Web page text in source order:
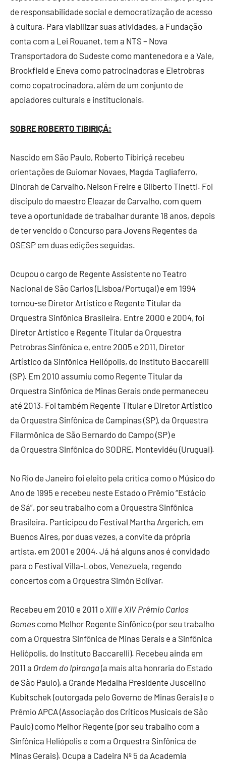
de responsabilidade social e democratização de acesso
à cultura. Para viabilizar suas atividades, a Fundação
conta com a Lei Rouanet, tem a NTS – Nova
Transportadora do Sudeste como mantenedora e a Vale,
Brookfield e Eneva como patrocinadoras e Eletrobras
como copatrocinadora, além de um conjunto de
apoiadores culturais e institucionais.
SOBRE ROBERTO TIBIRIÇÁ:
Nascido em São Paulo, Roberto Tibiriçá recebeu
orientações de Guiomar Novaes, Magda Tagliaferro,
Dinorah de Carvalho, Nelson Freire e Gilberto Tinetti. Foi
discípulo do maestro Eleazar de Carvalho, com quem
teve a oportunidade de trabalhar durante 18 anos, depois
de ter vencido o Concurso para Jovens Regentes da
OSESP em duas edições seguidas.
Ocupou o cargo de Regente Assistente no Teatro
Nacional de São Carlos (Lisboa/Portugal) e em 1994
tornou-se Diretor Artístico e Regente Titular da
Orquestra Sinfônica Brasileira. Entre 2000 e 2004, foi
Diretor Artístico e Regente Titular da Orquestra
Petrobras Sinfônica e, entre 2005 e 2011, Diretor
Artístico da Sinfônica Heliópolis, do Instituto Baccarelli
(SP). Em 2010 assumiu como Regente Titular da
Orquestra Sinfônica de Minas Gerais onde permaneceu
até 2013. Foi também Regente Titular e Diretor Artístico
da Orquestra Sinfônica de Campinas (SP), da Orquestra
Filarmônica de São Bernardo do Campo (SP) e
da Orquestra Sinfônica do SODRE, Montevidéu (Uruguai).
No Rio de Janeiro foi eleito pela crítica como o Músico do
Ano de 1995 e recebeu neste Estado o Prêmio “Estácio
de Sá”, por seu trabalho com a Orquestra Sinfônica
Brasileira. Participou do Festival Martha Argerich, em
Buenos Aires, por duas vezes, a convite da própria
artista, em 2001 e 2004. Já há alguns anos é convidado
para o Festival Villa-Lobos, Venezuela, regendo
concertos com a Orquestra Simón Bolívar.
Recebeu em 2010 e 2011 o XIII e XIV Prêmio Carlos
Gomes como Melhor Regente Sinfônico (por seu trabalho
com a Orquestra Sinfônica de Minas Gerais e a Sinfônica
Heliópolis, do Instituto Baccarelli). Recebeu ainda em
2011 a Ordem do Ipiranga(a mais alta honraria do Estado
de São Paulo), a Grande Medalha Presidente Juscelino
Kubitschek (outorgada pelo Governo de Minas Gerais) e o
Prêmio APCA (Associação dos Críticos Musicais de São
Paulo) como Melhor Regente (por seu trabalho com a
Sinfônica Heliópolis e com a Orquestra Sinfônica de
Minas Gerais). Ocupa a Cadeira Nº 5 da Academia